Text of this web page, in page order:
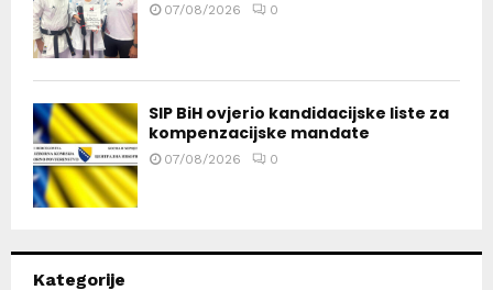
07/08/2026 0
SIP BiH ovjerio kandidacijske liste za
kompenzacijske mandate
07/08/2026 0
Kategorije